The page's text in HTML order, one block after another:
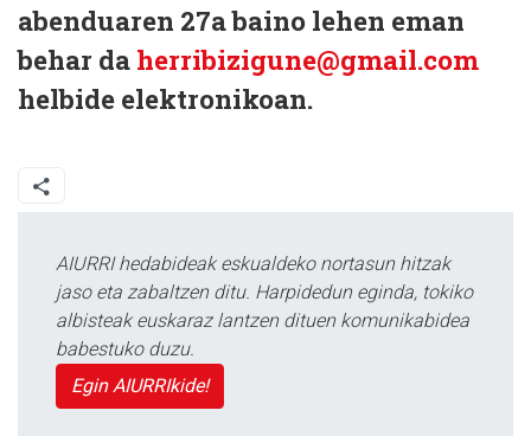
abenduaren 27a baino lehen eman
behar da herribizigune@gmail.com
helbide elektronikoan.
AIURRI hedabideak eskualdeko nortasun hitzak
jaso eta zabaltzen ditu. Harpidedun eginda, tokiko
albisteak euskaraz lantzen dituen komunikabidea
babestuko duzu.
Egin AIURRIkide!